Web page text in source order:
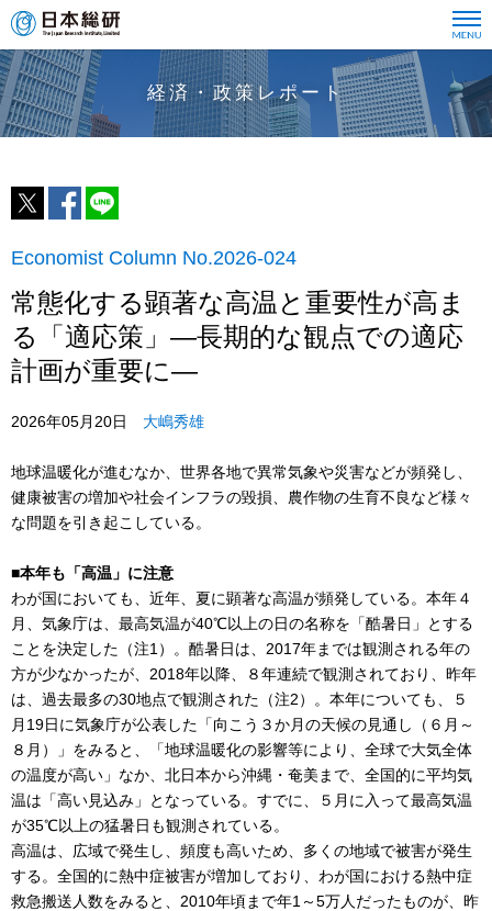
経済・政策レポート
Economist Column No.2026-024
常態化する顕著な高温と重要性が高ま
る「適応策」―長期的な観点での適応
計画が重要に―
2026年05月20日 大嶋秀雄
地球温暖化が進むなか、世界各地で異常気象や災害などが頻発し、
健康被害の増加や社会インフラの毀損、農作物の生育不良など様々
な問題を引き起こしている。
■本年も「高温」に注意
わが国においても、近年、夏に顕著な高温が頻発している。本年４
月、気象庁は、最高気温が40℃以上の日の名称を「酷暑日」とする
ことを決定した（注1）。酷暑日は、2017年までは観測される年の
方が少なかったが、2018年以降、８年連続で観測されており、昨年
は、過去最多の30地点で観測された（注2）。本年についても、５
月19日に気象庁が公表した「向こう３か月の天候の見通し（６月～
８月）」をみると、「地球温暖化の影響等により、全球で大気全体
の温度が高い」なか、北日本から沖縄・奄美まで、全国的に平均気
温は「高い見込み」となっている。すでに、５月に入って最高気温
が35℃以上の猛暑日も観測されている。
高温は、広域で発生し、頻度も高いため、多くの地域で被害が発生
する。全国的に熱中症被害が増加しており、わが国における熱中症
救急搬送人数をみると、2010年頃まで年1～5万人だったものが、昨